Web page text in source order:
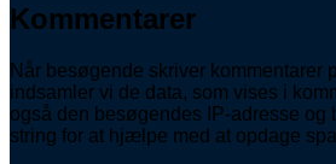
Kommentarer
Når besøgende skriver kommentarer
indsamler vi de data, som vises i
også den besøgendes IP-adresse og
string for at hjælpe med at opdage